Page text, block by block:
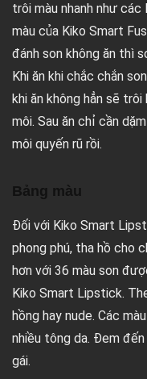
trôi màu nhanh như
màu của Kiko Smart
đánh son không ăn thì
Khi ăn khi chắc chắn
khi ăn không hẳn sẽ
môi. Sau ăn chỉ cần
môi quyến rũ rồi.
Bảng màu
Đối với Kiko Smart
phong phú, tha hồ cho
hơn với 36 màu son
Kiko Smart Lipstick.
hồng hay nude. Các
nhiều tông da. Đem
gái.